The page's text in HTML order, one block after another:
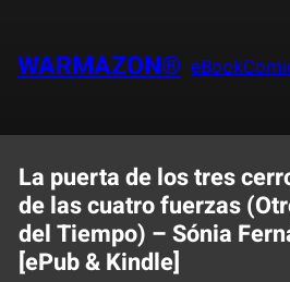
contenido
WARMAZON® eBook
La puerta de los tres
de las cuatro fuerzas
del Tiempo) – Sónia
[ePub & Kindle]